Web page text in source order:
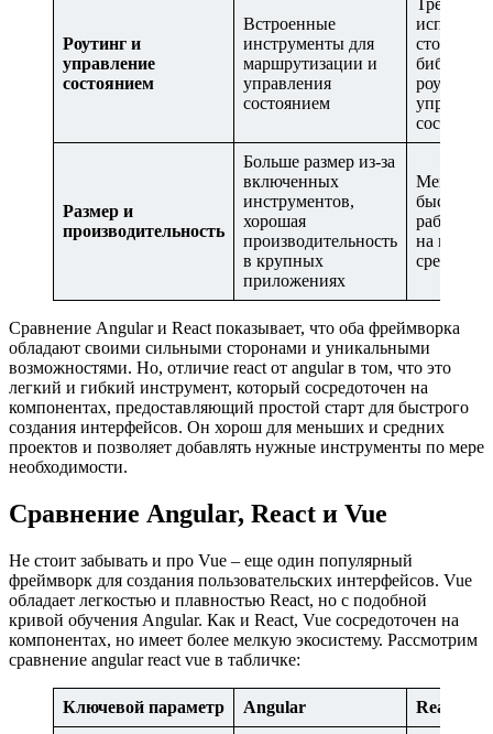
Роутинг и
управление
состоянием
Встроенные
инструменты для
маршрутизации и
управления
состоянием
Требуется
роутинга
Размер и
производительность
Больше размер из-за
включенных
инструментов,
хорошая
производительность
в крупных
приложениях
Меньше
быстрая
работа,
на
средних
Сравнение Angular и React показывает, что оба фреймворка
обладают своими сильными сторонами и уникальными
возможностями. Но, отличие react от angular в том, что это
легкий и гибкий инструмент, который сосредоточен на
компонентах, предоставляющий простой старт для быстрого
создания интерфейсов. Он хорош для меньших и средних
проектов и позволяет добавлять нужные инструменты по мере
необходимости.
Сравнение Angular, React и Vue
Не стоит забывать и про Vue – еще один популярный
фреймворк для создания пользовательских интерфейсов. Vue
обладает легкостью и плавностью React, но с подобной
кривой обучения Angular. Как и React, Vue сосредоточен на
компонентах, но имеет более мелкую экосистему. Рассмотрим
сравнение angular react vue в табличке:
Ключевой параметр Angular React